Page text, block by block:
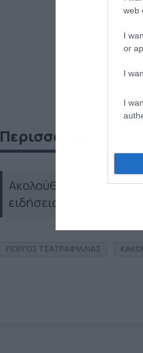
web
I
or
I
I
Περισσότερα
Ακολούθησε το
ειδήσεις
ΓΙΩΡΓΟΣ ΤΣΑΤΡΑΦΥΛΛΙΑΣ